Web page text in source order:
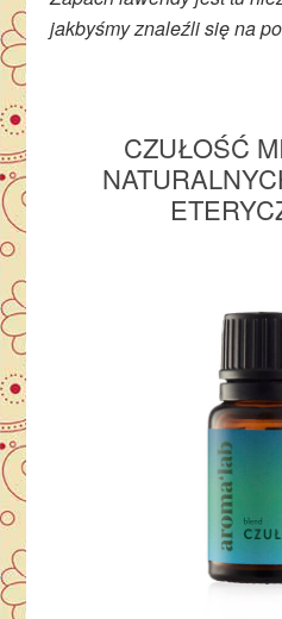
jakbyśmy znaleźli się na
CZUŁOŚĆ